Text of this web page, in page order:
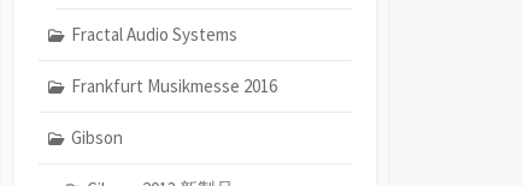
Fractal Audio Systems
Frankfurt Musikmesse 2016
Gibson